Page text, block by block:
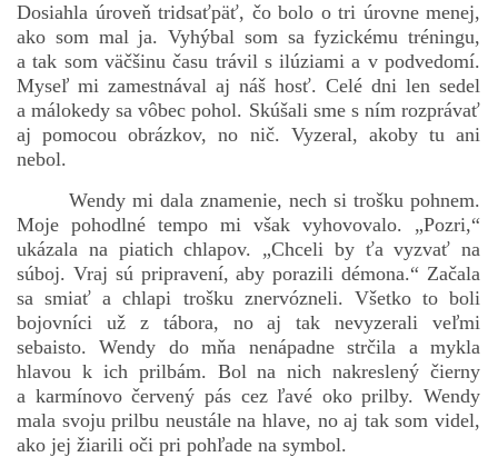
Dosiahla úroveň tridsaťpäť, čo bolo o tri úrovne menej,
ako som mal ja. Vyhýbal som sa fyzickému tréningu,
a tak som väčšinu času trávil s ilúziami a v podvedomí.
Myseľ mi zamestnával aj náš hosť. Celé dni len sedel
a málokedy sa vôbec pohol. Skúšali sme s ním rozprávať
aj pomocou obrázkov, no nič. Vyzeral, akoby tu ani
nebol.
Wendy mi dala znamenie, nech si trošku pohnem.
Moje pohodlné tempo mi však vyhovovalo. „Pozri,“
ukázala na piatich chlapov. „Chceli by ťa vyzvať na
súboj. Vraj sú pripravení, aby porazili démona.“ Začala
sa smiať a chlapi trošku znervózneli. Všetko to boli
bojovníci už z tábora, no aj tak nevyzerali veľmi
sebaisto. Wendy do mňa nenápadne strčila a mykla
hlavou k ich prilbám. Bol na nich nakreslený čierny
a karmínovo červený pás cez ľavé oko prilby. Wendy
mala svoju prilbu neustále na hlave, no aj tak som videl,
ako jej žiarili oči pri pohľade na symbol.